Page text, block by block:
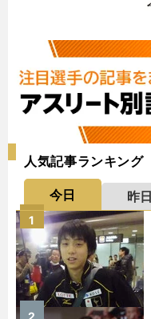
人気記事ランキング
今日 昨日
1
2